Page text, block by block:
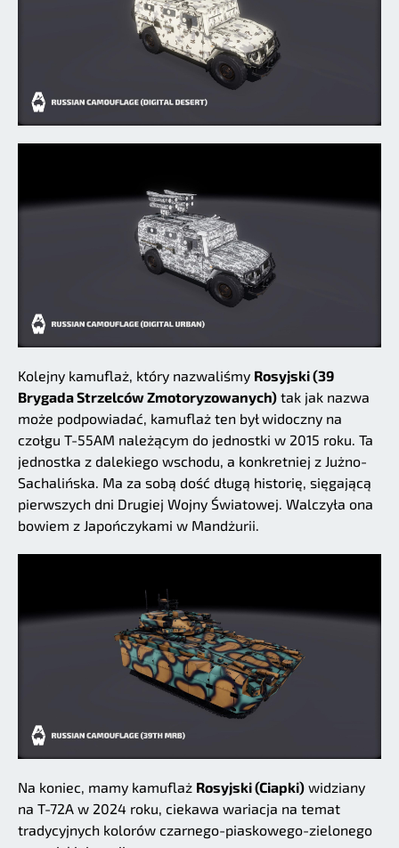
Kolejny kamuflaż, który nazwaliśmy Rosyjski (39
Brygada Strzelców Zmotoryzowanych) tak jak nazwa
może podpowiadać, kamuflaż ten był widoczny na
czołgu T-55AM należącym do jednostki w 2015 roku. Ta
jednostka z dalekiego wschodu, a konkretniej z Jużno-
Sachalińska. Ma za sobą dość długą historię, sięgającą
pierwszych dni Drugiej Wojny Światowej. Walczyła ona
bowiem z Japończykami w Mandżurii.
Na koniec, mamy kamuflaż Rosyjski (Ciapki) widziany
na T-72A w 2024 roku, ciekawa wariacja na temat
tradycyjnych kolorów czarnego-piaskowego-zielonego